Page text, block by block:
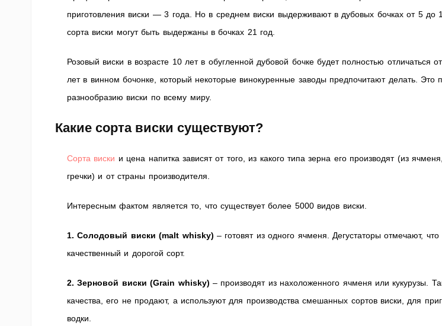
приготовления виски — 3 года. Но в среднем виски выдерживают в дубовых бочках от 5 до
сорта виски могут быть выдержаны в бочках 21 год.
Розовый виски в возрасте 10 лет в обугленной дубовой бочке будет полностью отличаться
лет в винном бочонке, который некоторые винокуренные заводы предпочитают делать. Это
разнообразию виски по всему миру.
Какие сорта виски существуют?
Сорта виски и цена напитка зависят от того, из какого типа зерна его производят (из
гречки) и от страны производителя.
Интересным фактом является то, что существует более 5000 видов виски.
1. Солодовый виски (malt whisky) – готовят из одного ячменя. Дегустаторы отмечают,
качественный и дорогой сорт.
2. Зерновой виски (Grain whisky) – производят из нахоложенного ячменя или кукурузы.
качества, его не продают, а используют для производства смешанных сортов виски, для
водки.